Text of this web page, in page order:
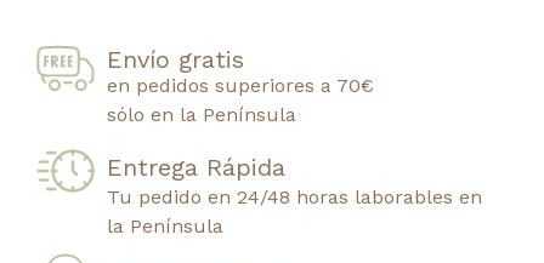
Envío gratis
en pedidos superiores a 70€
sólo en la Península
Entrega Rápida
Tu pedido en 24/48 horas laborables en
la Península